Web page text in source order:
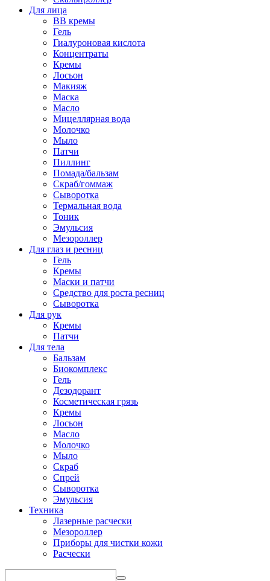
Для лица
BB кремы
Гель
Гиалуроновая кислота
Концентраты
Кремы
Лосьон
Макияж
Маска
Масло
Мицеллярная вода
Молочко
Мыло
Патчи
Пиллинг
Помада/бальзам
Скраб/гоммаж
Сыворотка
Термальная вода
Тоник
Эмульсия
Мезороллер
Для глаз и ресниц
Гель
Кремы
Маски и патчи
Средство для роста ресниц
Сыворотка
Для рук
Кремы
Патчи
Для тела
Бальзам
Биокомплекс
Гель
Дезодорант
Косметическая грязь
Кремы
Лосьон
Масло
Молочко
Мыло
Скраб
Спрей
Сыворотка
Эмульсия
Техника
Лазерные расчески
Мезороллер
Приборы для чистки кожи
Расчески